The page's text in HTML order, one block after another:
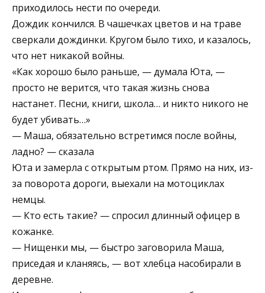
приходилось нести по очереди.
Дождик кончился. В чашечках цветов и на траве
сверкали дождинки. Кругом было тихо, и казалось,
что нет никакой войны.
«Как хорошо было раньше, — думала Юта, —
просто не верится, что такая жизнь снова
настанет. Песни, книги, школа… и никто никого не
будет убивать…»
— Маша, обязательно встретимся после войны,
ладно? — сказала
Юта и замерла с открытым ртом. Прямо на них, из-
за поворота дороги, выехали на мотоциклах
немцы.
— Кто есть такие? — спросил длинный офицер в
кожанке.
— Нищенки мы, — быстро заговорила Маша,
приседая и кланяясь, — вот хлебца насобирали в
деревне.